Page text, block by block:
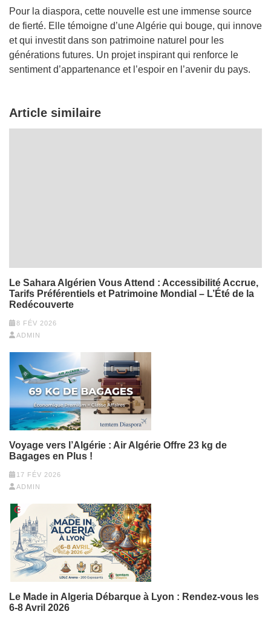
Pour la diaspora, cette nouvelle est une immense source
de fierté. Elle témoigne d’une Algérie qui bouge, qui innove
et qui investit dans son patrimoine naturel pour les
générations futures. Un projet inspirant qui renforce le
sentiment d’appartenance et l’espoir en l’avenir du pays.
Article similaire
Le Sahara Algérien Vous Attend : Accessibilité Accrue,
Tarifs Préférentiels et Patrimoine Mondial – L’Été de la
Redécouverte
8 FÉV 2026
ADMIN
Voyage vers l’Algérie : Air Algérie Offre 23 kg de
Bagages en Plus !
17 FÉV 2026
ADMIN
Le Made in Algeria Débarque à Lyon : Rendez-vous les
6-8 Avril 2026